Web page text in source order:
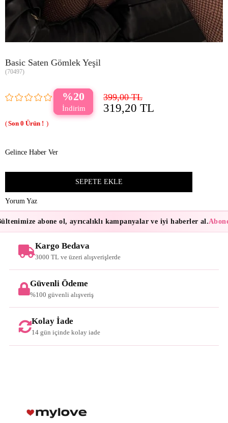
Basic Saten Gömlek Yeşil
(70497)
20 399,00 TL
319,20 TL
0
Gelince Haber Ver
Yorum Yaz
abone ol, ayrıcalıklı kampanyalar ve iyi haberler al.
Kargo Bedava
3000 TL ve üzeri alışverişlerde
Güvenli Ödeme
%100 güvenli alışveriş
Kolay İade
14 gün içinde kolay iade